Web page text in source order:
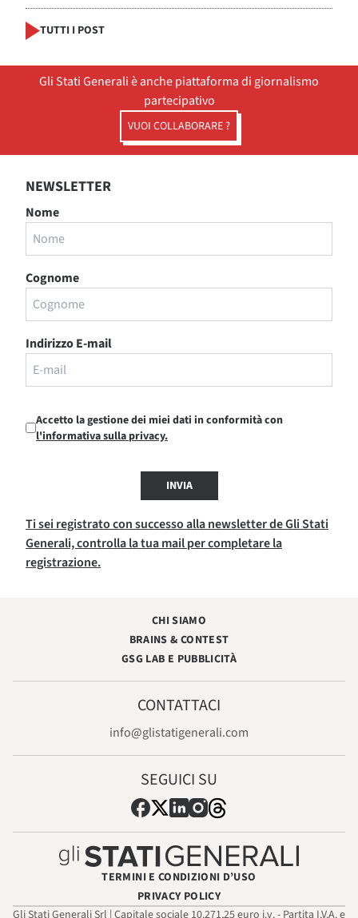
TUTTI I POST
Gli Stati Generali è anche piattaforma di giornalismo
partecipativo
VUOI COLLABORARE ?
NEWSLETTER
Nome
Cognome
Indirizzo E-mail
Accetto la gestione dei miei dati in conformità con
l'informativa sulla privacy.
INVIA
Ti sei registrato con successo alla newsletter de Gli Stati
Generali, controlla la tua mail per completare la
registrazione.
CHI SIAMO
BRAINS & CONTEST
GSG LAB E PUBBLICITÀ
CONTATTACI
info@glistatigenerali.com
SEGUICI SU
TERMINI E CONDIZIONI D’USO
PRIVACY POLICY
Gli Stati Generali Srl | Capitale sociale 10.271,25 euro i.v. - Partita I.V.A. e